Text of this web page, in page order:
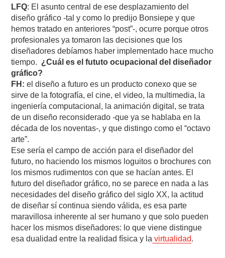
LFQ: El asunto central de ese desplazamiento del
diseño gráfico -tal y como lo predijo Bonsiepe y que
hemos tratado en anteriores “post”-, ocurre porque otros
profesionales ya tomaron las decisiones que los
diseñadores debíamos haber implementado hace mucho
tiempo. ¿Cuál es el fututo ocupacional del diseñador
gráfico?
FH: el diseño a futuro es un producto conexo que se
sirve de la fotografía, el cine, el video, la multimedia, la
ingeniería computacional, la animación digital, se trata
de un diseño reconsiderado -que ya se hablaba en la
década de los noventas-, y que distingo como el “octavo
arte”.
Ese sería el campo de acción para el diseñador del
futuro, no haciendo los mismos loguitos o brochures con
los mismos rudimentos con que se hacían antes. El
futuro del diseñador gráfico, no se parece en nada a las
necesidades del diseño gráfico del siglo XX, la actitud
de diseñar sí continua siendo válida, es esa parte
maravillosa inherente al ser humano y que solo pueden
hacer los mismos diseñadores: lo que viene distingue
esa dualidad entre la realidad física y la virtualidad.